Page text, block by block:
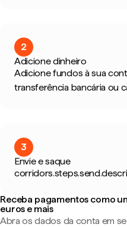
2
Adicione dinheiro
Adicione fundos à sua
transferência bancária ou
3
Envie e saque
Receba pagamentos como
euros e mais
Abra os dados da conta em